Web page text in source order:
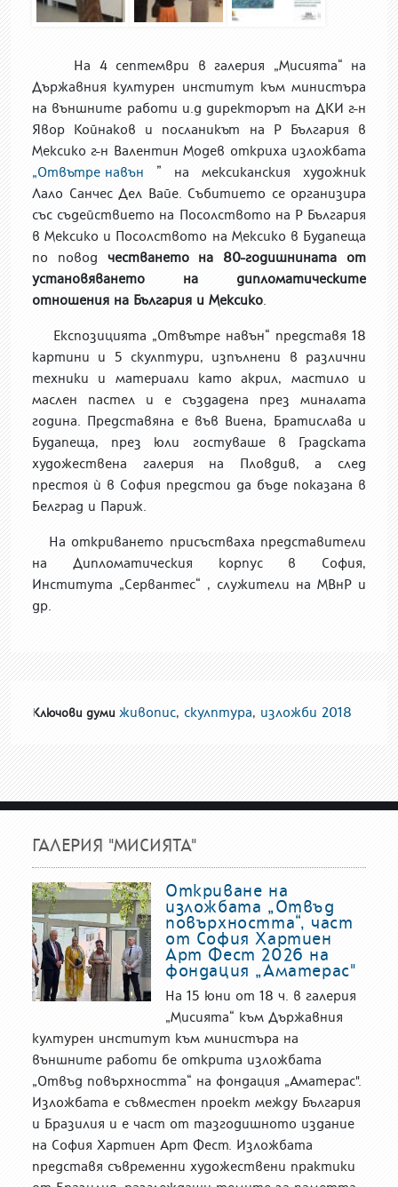
На 4 септември в галерия „Мисията“ на
Държавния културен институт към министъра
на външните работи и.д директорът на ДКИ г-н
Явор Койнаков и посланикът на Р България в
Мексико г-н Валентин Модев откриха изложбата
„Отвътре навън ” на мексиканския художник
Лало Санчес Дел Вайе. Събитието се организира
със съдействието на Посолството на Р България
в Мексико и Посолството на Мексико в Будапеща
по повод честването на 80-годишнината от
установяването на дипломатическите
отношения на България и Мексико
Експозицията „Отвътре навън“ представя 18
картини и 5 скулптури, изпълнени в различни
техники и материали като акрил, мастило и
маслен пастел и е създадена през миналата
година. Представяна е във Виена, Братислава и
Будапеща, през юли гостуваше в Градската
художествена галерия на Пловдив, а след
престоя ѝ в София предстои да бъде показана в
Белград и Париж.
На откриването присъстваха представители
на Дипломатическия корпус в София,
Института „Сервантес“ , служители на МВнР и
др.
Ключови думи живопис, скулптура, изложби 2018
ГАЛЕРИЯ "МИСИЯТА"
Откриване на
изложбата „Отвъд
повърхността“, част
от София Хартиен
Арт Фест 2026 на
фондация „Аматерас"
На 15 юни от 18 ч. в галерия
„Мисията“ към Държавния
културен институт към министъра на
външните работи бе открита изложбата
„Отвъд повърхността“ на фондация „Аматерас".
Изложбата е съвместен проект между България
и Бразилия и е част от тазгодишното издание
на София Хартиен Арт Фест. Изложбата
представя съвременни художествени практики